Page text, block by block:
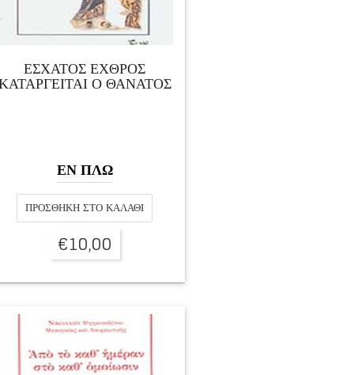
ΕΣΧΑΤΟΣ ΕΧΘΡΟΣ
Ο ΘΑΝΑΤΟΣ
ΕΝ ΠΛΩ
ΠΡΟΣΘΉΚΗ ΣΤΟ ΚΑΛΆΘΙ
€10,00